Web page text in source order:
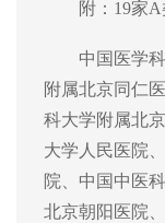
附 ： 19家A
中国 医学
附属北京同仁
科大学附属北
大学人民医院
院、中国中医
北京朝阳医院